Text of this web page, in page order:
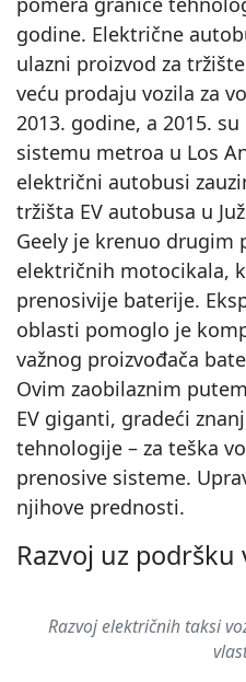
godine. Električne
ulazni proizvod za
veću prodaju vozila za
2013. godine, a 2015.
sistemu metroa u Los
električni autobusi
tržišta EV autobusa u
Geely je krenuo drugim
električnih motocikala,
prenosivije baterije.
oblasti pomoglo je
važnog proizvođača
Ovim zaobilaznim
EV giganti, gradeći
tehnologije – za teška
prenosive sisteme.
njihove prednosti.
Razvoj uz podršku
Razvoj električnih taksi